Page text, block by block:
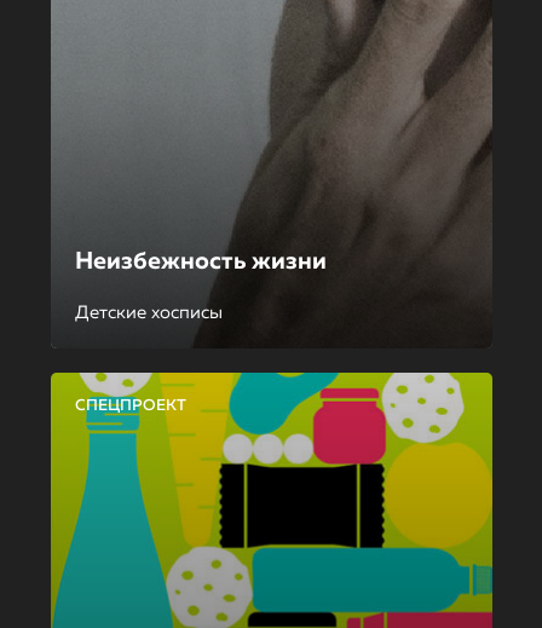
Неизбежность жизни
Детские хосписы
СПЕЦПРОЕКТ